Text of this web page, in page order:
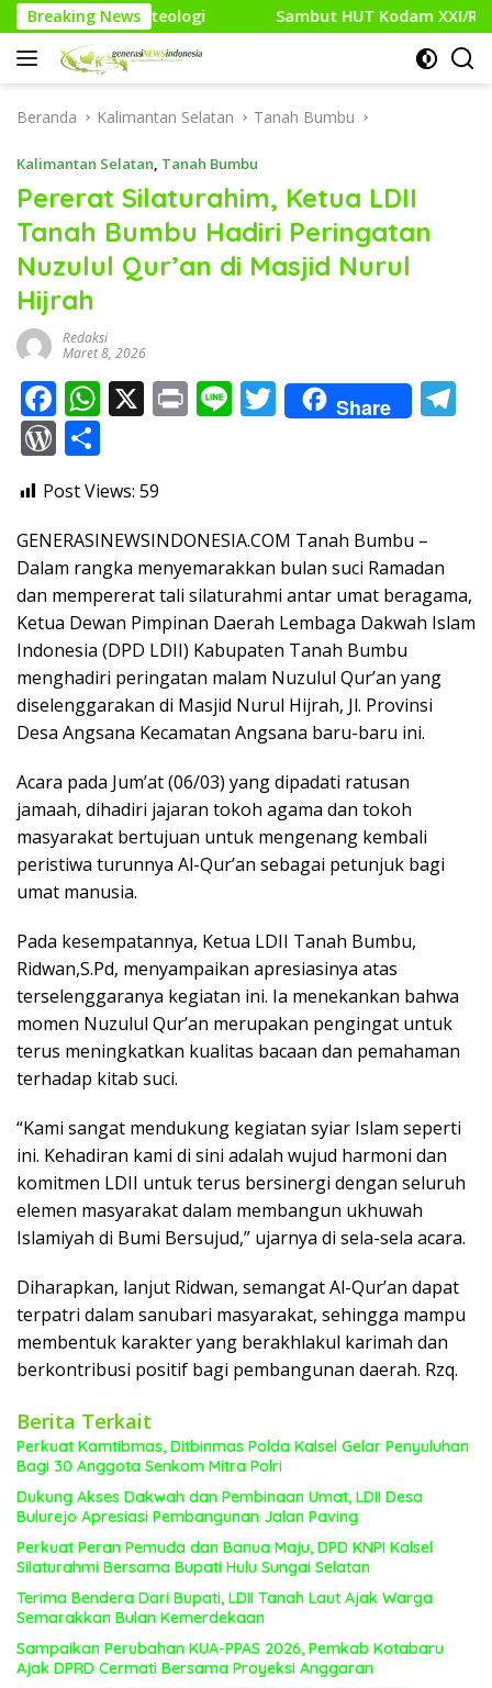
Langsung
ke
konten
Breaking NewsSambut HUT Kodam XXI/Raden Intan,
Beranda Kalimantan Selatan Tanah Bumbu
Kalimantan Selatan, Tanah Bumbu
Pererat Silaturahim, Ketua LDII
Tanah Bumbu Hadiri Peringatan
Nuzulul Qur’an di Masjid Nurul
Hijrah
Redaksi
Maret 8, 2026
F
ac
e
b
o
o
k
W
s
A
p
p
X Pr Li T
w
Share
W
or
d
Pr
e
ss
ar
e
Post Views: 59
GENERASINEWSINDONESIA.COM Tanah Bumbu –
Dalam rangka menyemarakkan bulan suci Ramadan
dan mempererat tali silaturahmi antar umat beragama,
Ketua Dewan Pimpinan Daerah Lembaga Dakwah Islam
Indonesia (DPD LDII) Kabupaten Tanah Bumbu
menghadiri peringatan malam Nuzulul Qur’an yang
diselenggarakan di Masjid Nurul Hijrah, Jl. Provinsi
Desa Angsana Kecamatan Angsana baru-baru ini.
Acara pada Jum’at (06/03) yang dipadati ratusan
jamaah, dihadiri jajaran tokoh agama dan tokoh
masyarakat bertujuan untuk mengenang kembali
peristiwa turunnya Al-Qur’an sebagai petunjuk bagi
umat manusia.
Pada kesempatannya, Ketua LDII Tanah Bumbu,
Ridwan,S.Pd, menyampaikan apresiasinya atas
terselenggaranya kegiatan ini. Ia menekankan bahwa
momen Nuzulul Qur’an merupakan pengingat untuk
terus meningkatkan kualitas bacaan dan pemahaman
terhadap kitab suci.
“Kami sangat mendukung kegiatan syiar Islam seperti
ini. Kehadiran kami di sini adalah wujud harmoni dan
komitmen LDII untuk terus bersinergi dengan seluruh
elemen masyarakat dalam membangun ukhuwah
Islamiyah di Bumi Bersujud,” ujarnya di sela-sela acara.
Diharapkan, lanjut Ridwan, semangat Al-Qur’an dapat
terpatri dalam sanubari masyarakat, sehingga mampu
membentuk karakter yang berakhlakul karimah dan
berkontribusi positif bagi pembangunan daerah. Rzq.
Berita Terkait
Perkuat Kamtibmas, Ditbinmas Polda Kalsel Gelar Penyuluhan
Bagi 30 Anggota Senkom Mitra Polri
Dukung Akses Dakwah dan Pembinaan Umat, LDII Desa
Bulurejo Apresiasi Pembangunan Jalan Paving
Perkuat Peran Pemuda dan Banua Maju, DPD KNPI Kalsel
Silaturahmi Bersama Bupati Hulu Sungai Selatan
Terima Bendera Dari Bupati, LDII Tanah Laut Ajak Warga
Semarakkan Bulan Kemerdekaan
Sampaikan Perubahan KUA-PPAS 2026, Pemkab Kotabaru
Ajak DPRD Cermati Bersama Proyeksi Anggaran